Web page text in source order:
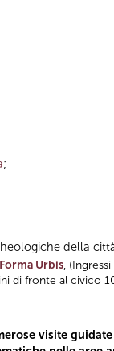
;
della
Urbis,
di fronte al civico
visite